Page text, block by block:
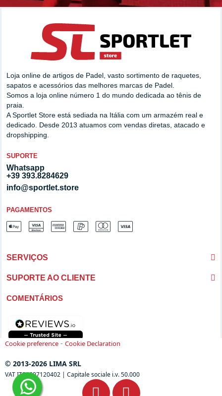
Loja online de artigos de Padel, vasto sortimento de raquetes,
sapatos e acessórios das melhores marcas de Padel.
Somos a loja online número 1 do mundo dedicada ao tênis de
praia.
A Sportlet Store está sediada na Itália com um armazém real e
dedicado. Desde 2013 atuamos com vendas diretas, atacado e
dropshipping.
SUPORTE
Whatsapp
+39 393.8284629
info@sportlet.store
PAGAMENTOS
SERVIÇOS
SUPORTE AO CLIENTE
COMENTÁRIOS
Cookie preference - Cookie Declaration
© 2013-2026 LIMA SRL
VAT IT04697120402 | Capitale sociale i.v. 50.000